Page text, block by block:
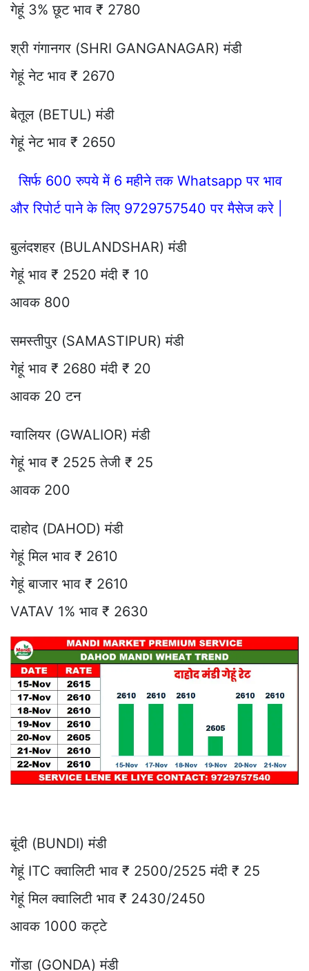
गेहूं 3% छूट भाव ₹ 2780
श्री गंगानगर (SHRI GANGANAGAR) मंडी
गेहूं नेट भाव ₹ 2670
बेतूल (BETUL) मंडी
गेहूं नेट भाव ₹ 2650
सिर्फ 600 रुपये में 6 महीने तक Whatsapp पर भाव
और रिपोर्ट पाने के लिए 9729757540 पर मैसेज करे |
बुलंदशहर (BULANDSHAR) मंडी
गेहूं भाव ₹ 2520 मंदी ₹ 10
आवक 800
समस्तीपुर (SAMASTIPUR) मंडी
गेहूं भाव ₹ 2680 मंदी ₹ 20
आवक 20 टन
ग्वालियर (GWALIOR) मंडी
गेहूं भाव ₹ 2525 तेजी ₹ 25
आवक 200
दाहोद (DAHOD) मंडी
गेहूं मिल भाव ₹ 2610
गेहूं बाजार भाव ₹ 2610
VATAV 1% भाव ₹ 2630
बूंदी (BUNDI) मंडी
गेहूं ITC क्वालिटी भाव ₹ 2500/2525 मंदी ₹ 25
गेहूं मिल क्वालिटी भाव ₹ 2430/2450
आवक 1000 कट्टे
गोंडा (GONDA) मंडी